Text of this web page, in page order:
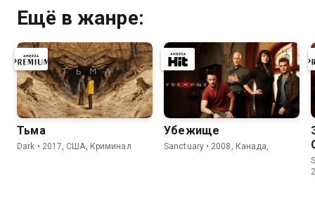
Ещё в жанре:
Тьма
Dark • 2017, США, Криминал
Убежище
Sanctuary • 2008, Канада,